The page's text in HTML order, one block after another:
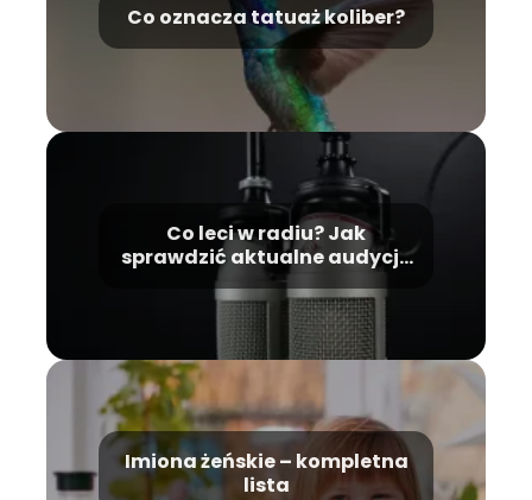
Co oznacza tatuaż koliber?
Co leci w radiu? Jak
sprawdzić aktualne audycje
i utwory?
Imiona żeńskie – kompletna
lista